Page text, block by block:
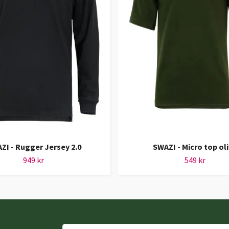
- Rugger Jersey 2.0
949 kr
SWAZI - Micro top
549 kr